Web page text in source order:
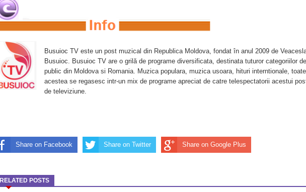
Busuioc TV este un post muzical din Republica Moldova, fondat în anul 2009 de
Busuioc. Busuioc TV are o grilă de programe diversificata, destinata tuturor categoriilor de
public din Moldova si Romania. Muzica populara, muzica usoara, hituri interntionale, toate
acestea se regasesc intr-un mix de programe apreciat de catre telespectatorii acestui
de televiziune.
Share on Facebook Share on Twitter Share on Google Plus
RELATED POSTS